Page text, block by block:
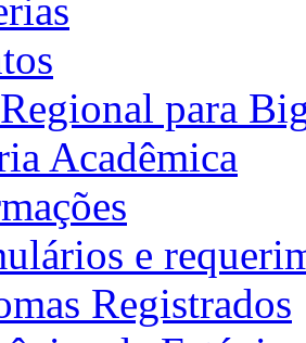
para
Acadêmica
e
Registrados